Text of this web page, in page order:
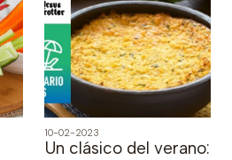
10-02-2023
Un clásico del verano: